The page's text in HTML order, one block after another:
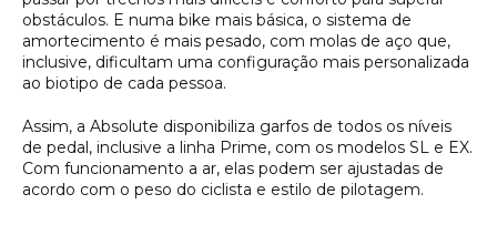
obstáculos. E numa bike mais básica, o sistema de
amortecimento é mais pesado, com molas de aço que,
inclusive, dificultam uma configuração mais personalizada
ao biotipo de cada pessoa.
Assim, a Absolute disponibiliza garfos de todos os níveis
de pedal, inclusive a linha Prime, com os modelos SL e EX.
Com funcionamento a ar, elas podem ser ajustadas de
acordo com o peso do ciclista e estilo de pilotagem.